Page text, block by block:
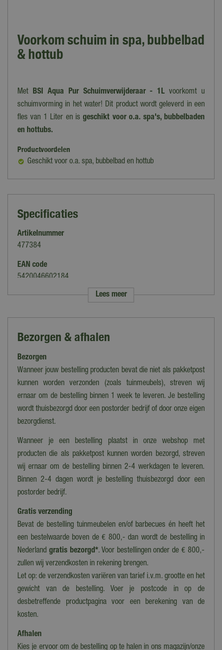
Voorkom schuim in spa, bubbelbad
& hottub
Met BSI Aqua Pur Schuimverwijderaar - 1L voorkomt u
schuimvorming in het water! Dit product wordt geleverd in een
fles van 1 Liter en isgeschikt voor o.a. spa's, bubbelbaden
en hottubs.
Productvoordelen
Geschikt voor o.a. spa, bubbelbad en hottub
Specificaties
Artikelnummer
477384
EAN code
5420046602184
Merk
Waterkwaliteit
Inhoud
1 L
Lees meer
Bezorgen & afhalen
Bezorgen
Wanneer jouw bestelling producten bevat die niet als pakketpost
kunnen worden verzonden (zoals tuinmeubels), streven wij
ernaar om de bestelling binnen 1 week te leveren. Je bestelling
wordt thuisbezorgd door een postorder bedrijf of door onze eigen
bezorgdienst.
Wanneer je een bestelling plaatst in onze webshop met
producten die als pakketpost kunnen worden bezorgd, streven
wij ernaar om de bestelling binnen 2-4 werkdagen te leveren.
Binnen 2-4 dagen wordt je bestelling thuisbezorgd door een
postorder bedrijf.
Gratis verzending
Bevat de bestelling tuinmeubelen en/of barbecues én heeft het
een bestelwaarde boven de € 800,- dan wordt de bestelling in
Nederland gratis bezorgd*. Voor bestellingen onder de € 800,-
zullen wij verzendkosten in rekening brengen.
Let op: de verzendkosten variëren van tarief i.v.m. grootte en het
gewicht van de bestelling. Voer je postcode in op de
desbetreffende productpagina voor een berekening van de
kosten.
Afhalen
Kies je ervoor om de bestelling op te halen in ons magazijn/onze